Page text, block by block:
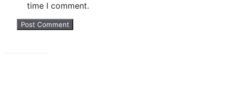
time I comment.